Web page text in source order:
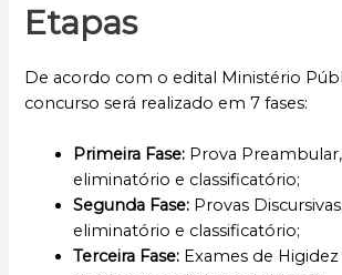
Etapas
De acordo com o edital Ministério
concurso será realizado em 7 fases:
Primeira Fase: Prova
eliminatório e classificatório;
Segunda Fase: Provas
eliminatório e classificatório;
Terceira Fase: Exames de